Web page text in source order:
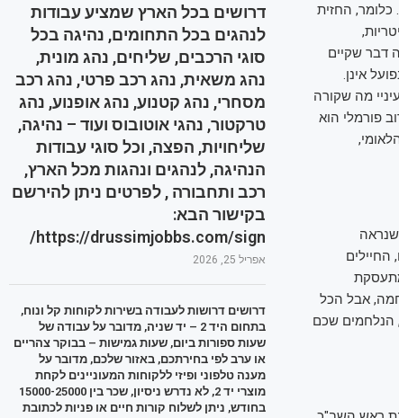
החזית
דבר שקיים
אינן.
ועליון – ובעיניי מה שקורה
פורמלי הוא
שנראה
אבל הכל
הנלחמים שכם
דרושים בכל הארץ שמציע עבודות
לנהגים בכל התחומים, נהיגה בכל
סוגי הרכבים, שליחים, נהג מונית,
נהג משאית, נהג רכב פרטי, נהג רכב
מסחרי, נהג קטנוע, נהג אופנוע, נהג
טרקטור, נהגי אוטובוס ועוד – נהיגה,
שליחויות, הפצה, וכל סוגי עבודות
הנהיגה, לנהגים ונהגות מכל הארץ,
רכב ותחבורה , לפרטים ניתן להירשם
בקישור הבא:
https://drussimjobbs.com/sign/
אפריל 25, 2026
דרושים דרושות לעבודה בשירות לקוחות קל ונוח,
בתחום היד 2 – יד שניה, מדובר על עבודה של
שעות ספורות ביום, שעות גמישות – בבוקר צהריים
או ערב לפי בחירתכם, באזור שלכם, מדובר על
מענה טלפוני ופיזי ללקוחות המעוניינים לקחת
מוצרי יד 2, לא נדרש ניסיון, שכר בין 15000-25000
בחודש, ניתן לשלוח קורות חיים או פניות לכתובת